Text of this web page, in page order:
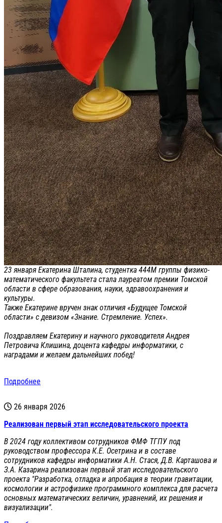
23 января Екатерина Шталина, студентка 444М группы физико-
математического факультета стала лауреатом премии Томской
области в сфере образования, науки, здравоохранения и
культуры.
Также Екатерине вручен знак отличия «Будущее Томской
области» с девизом «Знание. Стремление. Успех».
Поздравляем Екатерину и научного руководителя Андрея
Петровича Клишина, доцента кафедры информатики, с
наградами и желаем дальнейших побед!
Подробнее
26 января 2026
Реализован первый этап исследовательского проекта
В 2024 году коллективом сотрудников ФМФ ТГПУ под
руководством профессора К.Е. Осетрина и в составе
сотрудников кафедры информатики А.Н. Стася, Д.В. Карташова и
З.А. Казарина реализован первый этап исследовательского
проекта "Разработка, отладка и апробация в теории гравитации,
космологии и астрофизике программного комплекса для расчета
основных математических величин, уравнений, их решения и
визуализации".